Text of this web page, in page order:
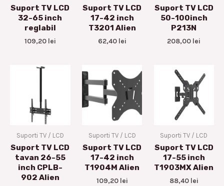
Suport TV LCD
32-65 inch
reglabil
109,20 lei
Suport TV LCD
17-42 inch
T3201 Alien
62,40 lei
Suport TV LCD
50-100inch
P213N
208,00 lei
Suporti TV / LCD
Suport TV LCD
tavan 26-55
inch CPLB-
902 Alien
Suporti TV / LCD
Suport TV LCD
17-42 inch
T1904M Alien
109,20 lei
Suporti TV / LCD
Suport TV LCD
17-55 inch
T1903MX Alien
88,40 lei